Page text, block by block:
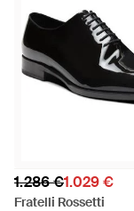
1.286 €1.029 €
Fratelli Rossetti